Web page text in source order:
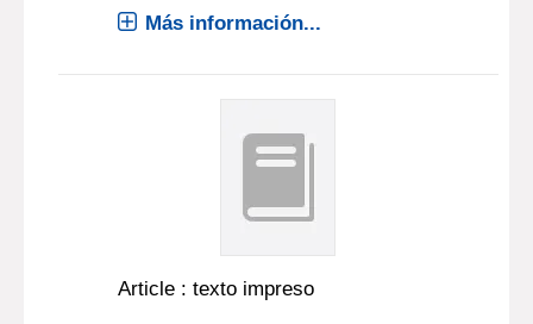
Más información...
Article : texto impreso